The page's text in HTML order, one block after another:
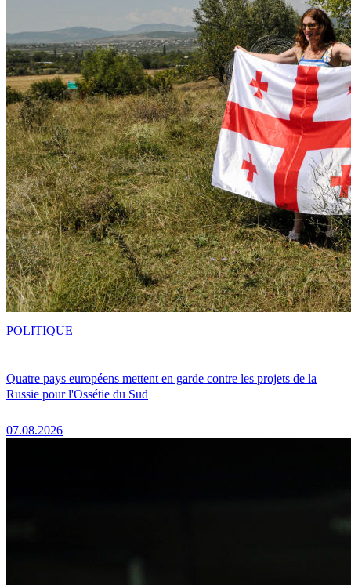
Quatre pays européens mettent en garde contre les projets de la
Russie pour l'Ossétie du Sud
07.08.2026
POLITIQUE